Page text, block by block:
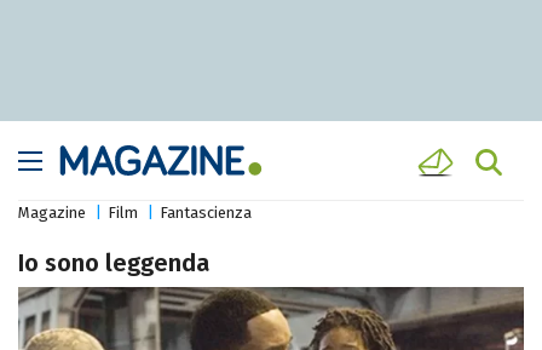
Magazine Film Fantascienza
Io sono leggenda